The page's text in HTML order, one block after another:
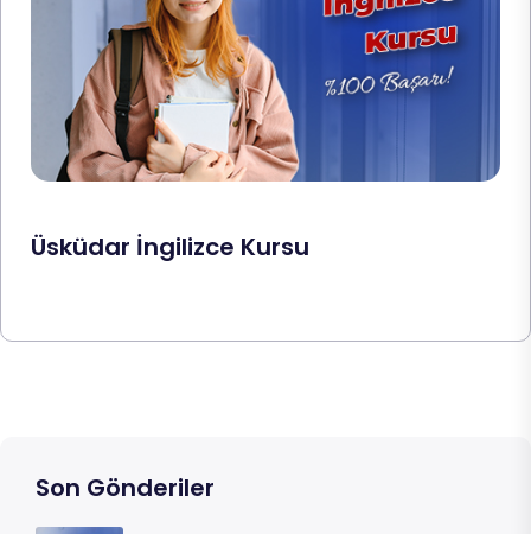
Üsküdar İngilizce Kursu
Son Gönderiler